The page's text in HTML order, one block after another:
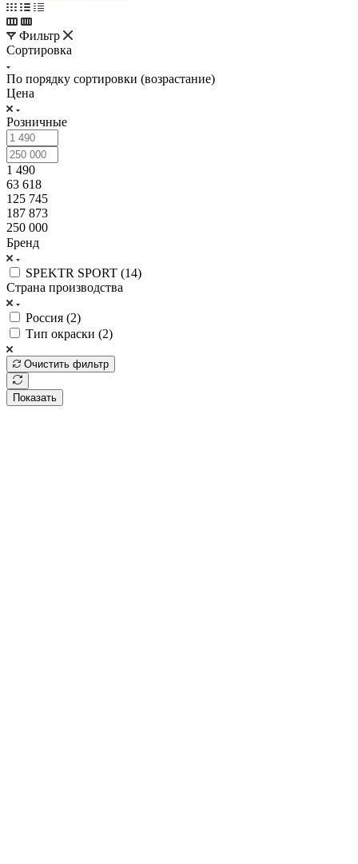
Фильтр
Сортировка
По порядку сортировки (возрастание)
Цена
Розничные
1 490
63 618
125 745
187 873
250 000
Бренд
SPEKTR SPORT (14)
Страна производства
Россия (2)
Тип окраски (2)
Очистить фильтр
Показать